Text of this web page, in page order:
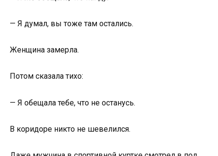
— Я думал, вы тоже там остались.
Женщина замерла.
Потом сказала тихо:
— Я обещала тебе, что не останусь.
В коридоре никто не шевелился.